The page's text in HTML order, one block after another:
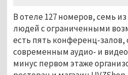
В отеле 127 номеров, семь
людей с ограниченными
есть пять конференц-
современным аудио- и
минус первом этаже